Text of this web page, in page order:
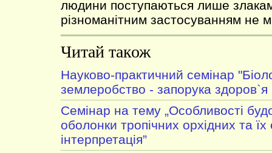
людини поступаються лише
різноманітним застосуванням не
Читай також
Науково-практичний семінар
землеробство - запорука здоров`я
Cемінар на тему „Особливості
оболонки тропічних орхідних та їх
інтерпретація”